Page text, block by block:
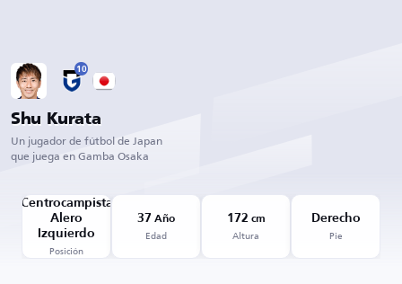
10
Shu Kurata
Un jugador de fútbol de Japan
que juega en Gamba Osaka
Centrocampista
Alero
Izquierdo
Posición
37 Año
Edad
172 cm
Altura
Derecho
Pie